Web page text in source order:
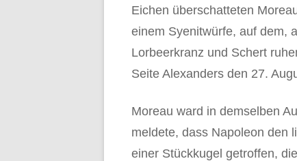
Eichen überschatteten
einem Syenitwürfe, auf dem,
Lorbeerkranz und Schert
Seite Alexanders den 27.
Moreau ward in demselben
meldete, dass Napoleon den
einer Stückkugel getroffen,